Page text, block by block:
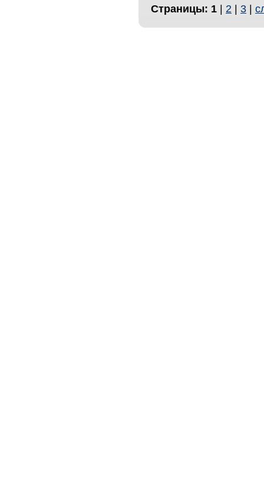
Страницы: 1 | 2 | 3 |